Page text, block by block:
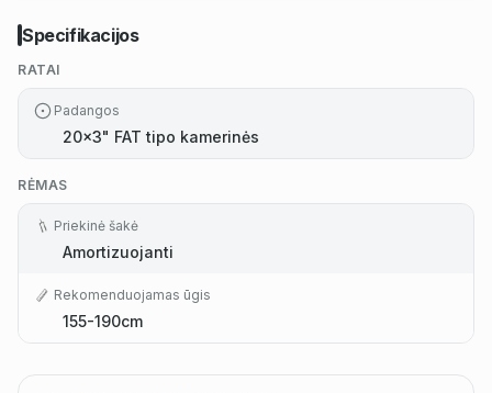
Specifikacijos
RATAI
Padangos
20x3" FAT tipo kamerinės
RĖMAS
Priekinė šakė
Amortizuojanti
Rekomenduojamas ūgis
155-190cm